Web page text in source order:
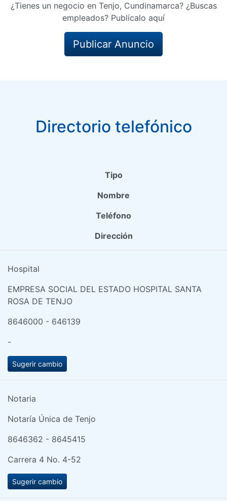
¿Tienes un negocio en Tenjo, Cundinamarca? ¿Buscas
empleados? Publícalo aquí
Publicar Anuncio
Directorio telefónico
Tipo
Nombre
Teléfono
Dirección
Hospital
EMPRESA SOCIAL DEL ESTADO HOSPITAL SANTA
ROSA DE TENJO
8646000 - 646139
-
Sugerir cambio
Notaria
Notaría Única de Tenjo
8646362 - 8645415
Carrera 4 No. 4-52
Sugerir cambio